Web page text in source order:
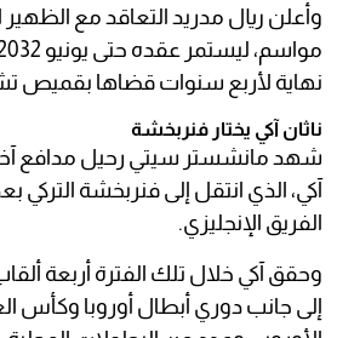
وأعلن ريال مدريد التعاقد مع
نهاية لأربع سنوات قضاها بقميص
ناثان آكي يختار فنربخشة
شهد مانشستر سيتي رحيل مدافع آخر
آكي، الذي انتقل إلى فنربخشة
الفريق الإنجليزي.
وحقق آكي خلال تلك الفترة أربعة
إلى جانب دوري أبطال أوروبا وكأس